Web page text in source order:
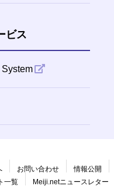
ビス
お問い合わせ 情報公開
一覧
Meiji.netニュースレター